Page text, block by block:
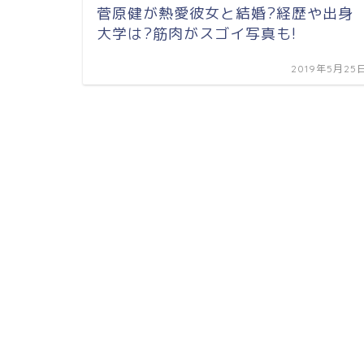
菅原健が熱愛彼女と結婚?経歴や出身
大学は?筋肉がスゴイ写真も!
2019年5月25